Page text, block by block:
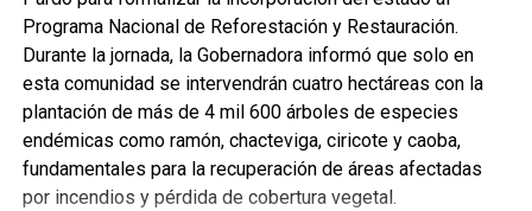
Programa Nacional de Reforestación y Restauración.
Durante la jornada, la Gobernadora informó que solo en
esta comunidad se intervendrán cuatro hectáreas con la
plantación de más de 4 mil 600 árboles de especies
endémicas como ramón, chacteviga, ciricote y caoba,
fundamentales para la recuperación de áreas afectadas
por incendios y pérdida de cobertura vegetal.